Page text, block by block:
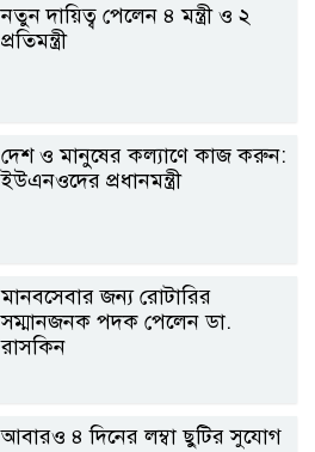
নতুন দায়িত্ব পেলেন ৪ মন্ত্রী ও ২
প্রতিমন্ত্রী
দেশ ও মানুষের কল্যাণে কাজ করুন:
ইউএনওদের প্রধানমন্ত্রী
মানবসেবার জন্য রোটারির
সম্মানজনক পদক পেলেন ডা.
রাসকিন
আবারও ৪ দিনের লম্বা ছুটির সুযোগ